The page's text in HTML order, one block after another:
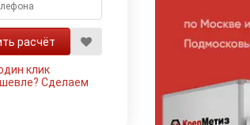
клик
Сделаем